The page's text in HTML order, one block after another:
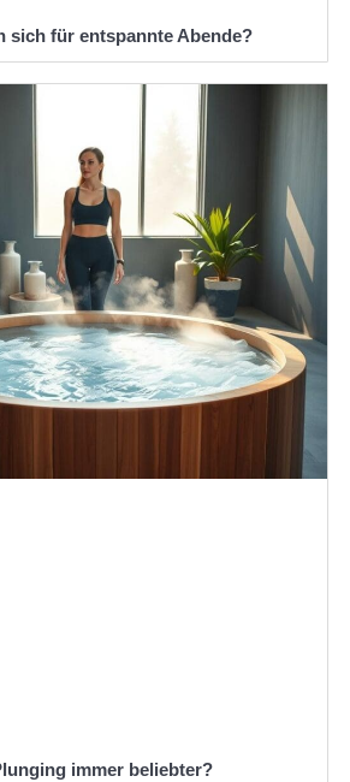
sich für entspannte Abende?
immer beliebter?